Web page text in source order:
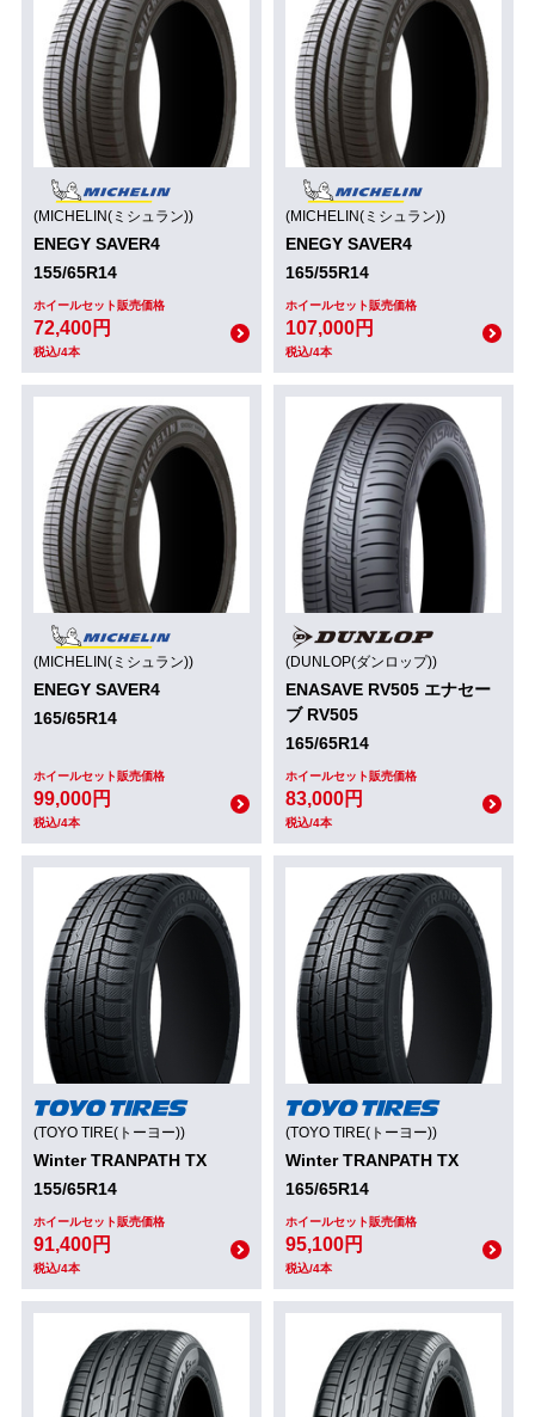
(MICHELIN(ミシュラン))
ENEGY SAVER4
155/65R14
ホイールセット販売価格
72,400円
税込/4本
(MICHELIN(ミシュラン))
ENEGY SAVER4
165/55R14
ホイールセット販売価格
107,000円
税込/4本
(MICHELIN(ミシュラン))
ENEGY SAVER4
165/65R14
ホイールセット販売価格
99,000円
税込/4本
(DUNLOP(ダンロップ))
ENASAVE RV505 エナセー
ブ RV505
165/65R14
ホイールセット販売価格
83,000円
税込/4本
(TOYO TIRE(トーヨー))
Winter TRANPATH TX
155/65R14
ホイールセット販売価格
91,400円
税込/4本
(TOYO TIRE(トーヨー))
Winter TRANPATH TX
165/65R14
ホイールセット販売価格
95,100円
税込/4本